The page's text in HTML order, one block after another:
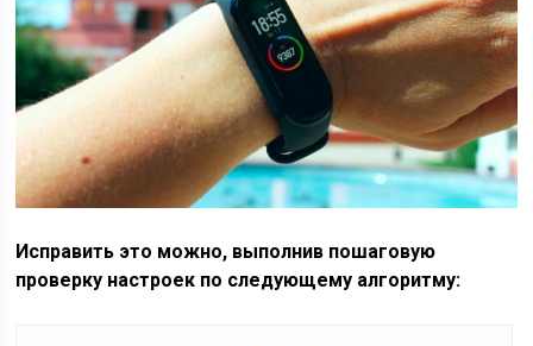
Исправить это можно, выполнив пошаговую
проверку настроек по следующему алгоритму: